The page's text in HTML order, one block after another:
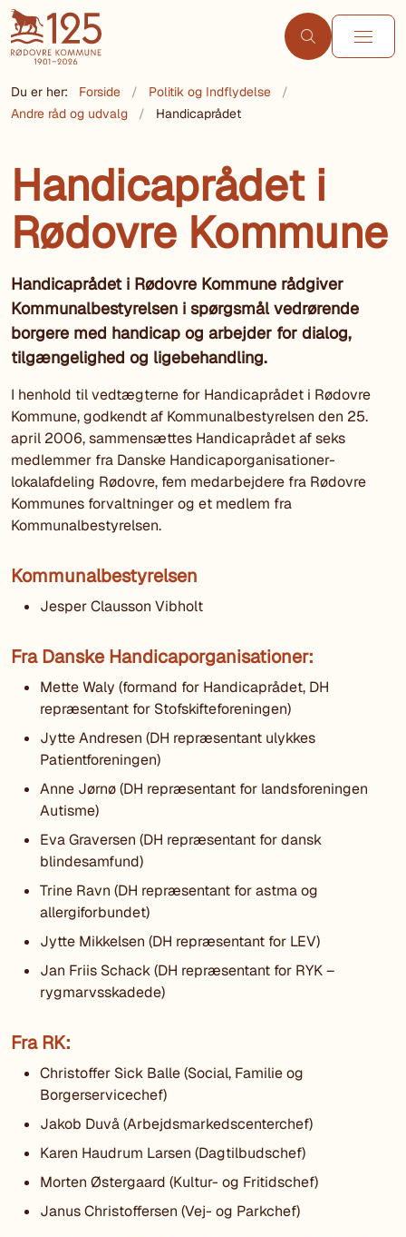
Du er her: Forside
Politik og Indflydelse
Andre råd og udvalg
Handicaprådet
Handicaprådet i
Rødovre Kommune
Handicaprådet i Rødovre Kommune rådgiver
Kommunalbestyrelsen i spørgsmål vedrørende
borgere med handicap og arbejder for dialog,
tilgængelighed og ligebehandling.
I henhold til vedtægterne for Handicaprådet i Rødovre
Kommune, godkendt af Kommunalbestyrelsen den 25.
april 2006, sammensættes Handicaprådet af seks
medlemmer fra Danske Handicaporganisationer-
lokalafdeling Rødovre, fem medarbejdere fra Rødovre
Kommunes forvaltninger og et medlem fra
Kommunalbestyrelsen.
Kommunalbestyrelsen
Jesper Clausson Vibholt
Fra Danske Handicaporganisationer:
Mette Waly (formand for Handicaprådet, DH
repræsentant for Stofskifteforeningen)
Jytte Andresen (DH repræsentant ulykkes
Patientforeningen)
Anne Jørnø (DH repræsentant for landsforeningen
Autisme)
Eva Graversen (DH repræsentant for dansk
blindesamfund)
Trine Ravn (DH repræsentant for astma og
allergiforbundet)
Jytte Mikkelsen (DH repræsentant for LEV)
Jan Friis Schack (DH repræsentant for RYK –
rygmarvsskadede)
Fra RK:
Christoffer Sick Balle (Social, Familie og
Borgerservicechef)
Jakob Duvå (Arbejdsmarkedscenterchef)
Karen Haudrum Larsen (Dagtilbudschef)
Morten Østergaard (Kultur- og Fritidschef)
Janus Christoffersen (Vej- og Parkchef)